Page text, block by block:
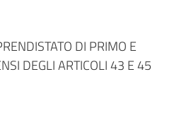
DI PRIMO E
DEGLI ARTICOLI 43 E 45